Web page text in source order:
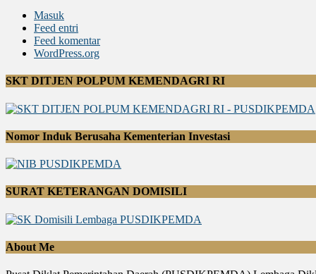
Masuk
Feed entri
Feed komentar
WordPress.org
SKT DITJEN POLPUM KEMENDAGRI RI
Nomor Induk Berusaha Kementerian Investasi
SURAT KETERANGAN DOMISILI
About Me